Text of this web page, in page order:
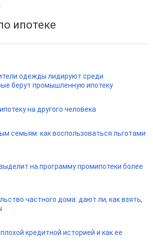
ипотеке
одежды лидируют среди
берут промышленную ипотеку
на другого человека
семьям: как воспользоваться льготами
на программу промипотеки более
частного дома: дают ли, как взять,
кредитной историей и как ее